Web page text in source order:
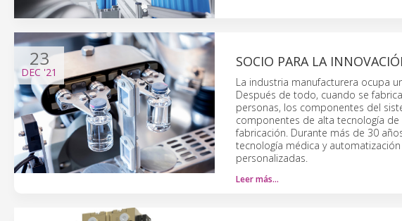
23
DEC '21
SOCIO PARA LA
La industria manufacturera ocupa
Después de todo, cuando se
personas, los componentes del
componentes de alta tecnología de
fabricación. Durante más de 30
tecnología médica y
personalizadas.
Leer más…